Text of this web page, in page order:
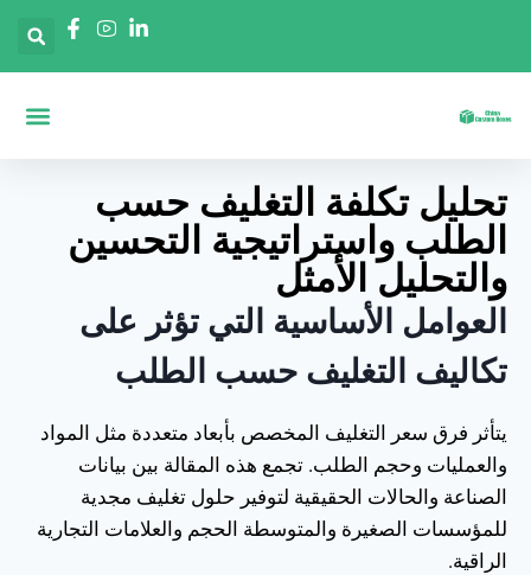
تحليل تكلفة التغليف حسب
الطلب واستراتيجية التحسين
والتحليل الأمثل
العوامل الأساسية التي تؤثر على
تكاليف التغليف حسب الطلب
يتأثر فرق سعر التغليف المخصص بأبعاد متعددة مثل المواد
والعمليات وحجم الطلب. تجمع هذه المقالة بين بيانات
الصناعة والحالات الحقيقية لتوفير حلول تغليف مجدية
للمؤسسات الصغيرة والمتوسطة الحجم والعلامات التجارية
الراقية.